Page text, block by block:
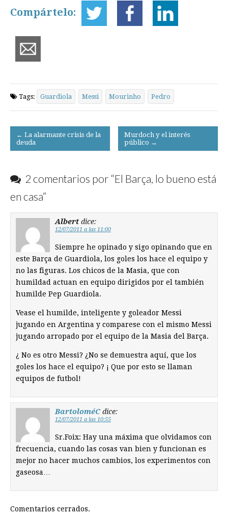
Compártelo:
Tags: Guardiola Messi Mourinho Pedro
Post
navigation
← La alarmante crisis de la
deuda
Murdoch y el interés
público →
2 comentarios por “El Barça, lo bueno está
en casa”
Albert dice:
12/07/2011 a las 11:00
Siempre he opinado y sigo opinando que en
este Barça de Guardiola, los goles los hace el equipo y
no las figuras. Los chicos de la Masia, que con
humildad actuan en equipo dirigidos por el también
humilde Pep Guardiola.
Vease el humilde, inteligente y goleador Messi
jugando en Argentina y comparese con el mismo Messi
jugando arropado por el equipo de la Masia del Barça.
¿ No es otro Messi? ¿No se demuestra aquí, que los
goles los hace el equipo? ¡ Que por esto se llaman
equipos de futbol!
BartoloméC dice:
12/07/2011 a las 10:55
Sr.Foix: Hay una máxima que olvidamos con
frecuencia, cuando las cosas van bien y funcionan es
mejor no hacer muchos cambios, los experimentos con
gaseosa…
Comentarios cerrados.